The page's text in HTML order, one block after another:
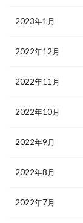
2023年1月
2022年12月
2022年11月
2022年10月
2022年9月
2022年8月
2022年7月